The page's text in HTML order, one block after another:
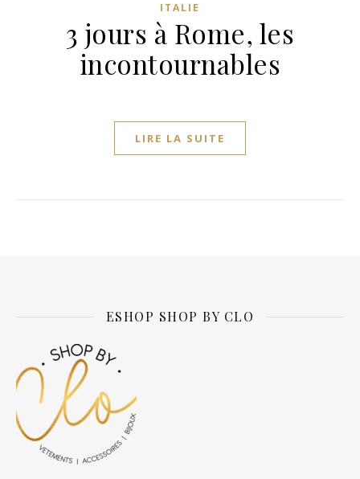
ITALIE
3 jours à Rome, les
incontournables
LIRE LA SUITE
ESHOP SHOP BY CLO